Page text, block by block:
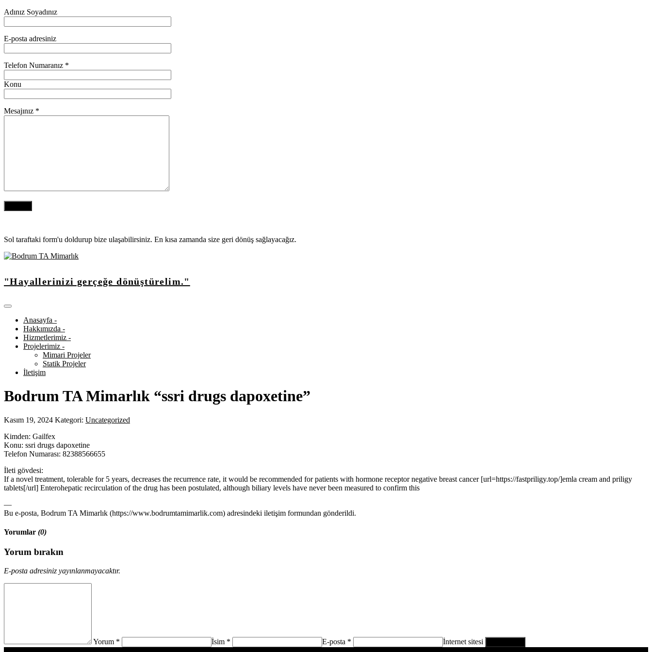
Adınız Soyadınız
E-posta adresiniz
Telefon Numaranız *
Konu
Mesajınız *
Sol taraftaki form'u doldurup bize ulaşabilirsiniz. En kısa zamanda size geri dönüş sağlayacağız.
"Hayallerinizi gerçeğe dönüştürelim."
Anasayfa -
Hakkımızda -
Hizmetlerimiz -
Projelerimiz -
Mimari Projeler
Statik Projeler
İletişim
Bodrum TA Mimarlık “ssri drugs dapoxetine”
Kasım 19, 2024 Kategori: Uncategorized
Kimden: Gailfex
Konu: ssri drugs dapoxetine
Telefon Numarası: 82388566655
İleti gövdesi:
If a novel treatment, tolerable for 5 years, decreases the recurrence rate, it would be recommended for patients with hormone receptor negative breast cancer [url=https://fastpriligy.top/]emla cream and priligy
tablets[/url] Enterohepatic recirculation of the drug has been postulated, although biliary levels have never been measured to confirm this
—
Bu e-posta, Bodrum TA Mimarlık (https://www.bodrumtamimarlik.com) adresindeki iletişim formundan gönderildi.
Yorumlar (0)
Yorum bırakın
E-posta adresiniz yayınlanmayacaktır.
Yorum * İsim * E-posta * İnternet sitesi